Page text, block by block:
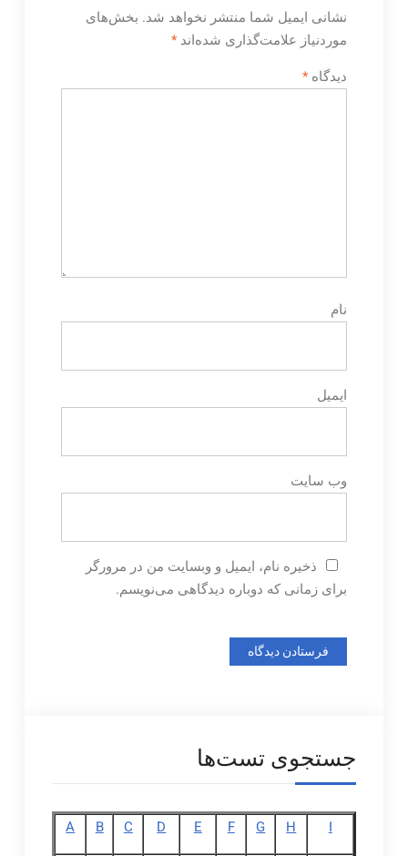
نشانی ایمیل شما منتشر نخواهد شد. بخش‌های
موردنیاز علامت‌گذاری شده‌اند *
دیدگاه *
نام
ایمیل
وب‌ سایت
ذخیره نام، ایمیل و وبسایت من در مرورگر
برای زمانی که دوباره دیدگاهی می‌نویسم.
جستجوی تست‌ها
I
H
G
F
E
D
C
B
A